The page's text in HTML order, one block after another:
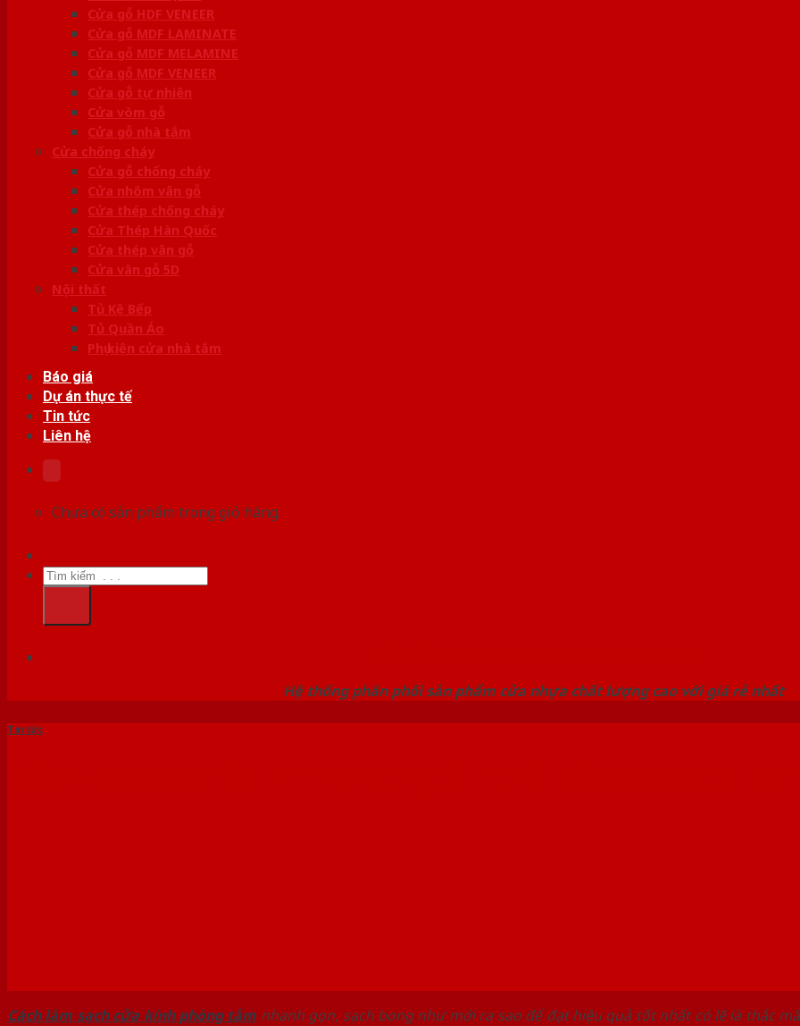
Cửa gỗ HDF VENEER
Cửa gỗ MDF LAMINATE
Cửa gỗ MDF MELAMINE
Cửa gỗ MDF VENEER
Cửa gỗ tự nhiên
Cửa vòm gỗ
Cửa gỗ nhà tắm
Cửa chống cháy
Cửa gỗ chống cháy
Cửa nhôm vân gỗ
Cửa thép chống cháy
Cửa Thép Hàn Quốc
Cửa thép vân gỗ
Cửa vân gỗ 5D
Nội thất
Tủ Kệ Bếp
Tủ Quần Áo
Phụ kiện cửa nhà tắm
Báo giá
Dự án thực tế
Tin tức
Liên hệ
Chưa có sản phẩm trong giỏ hàng.
Tìm
kiếm:
Hệ thống phân phối sản phẩm cửa nhựa chất lượng cao với giá rẻ nhất
Tin tức
Cách làm sạch cửa kính phòng tắm nhanh gọn, sạch bong như mới ra sao để đạt hiệu quả tốt nhất có lẽ là thắc